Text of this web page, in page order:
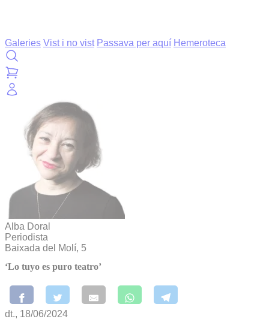
Galeries Vist i no vist Passava per aquí Hemeroteca
Alba Doral
Periodista
Baixada del Molí, 5
‘Lo tuyo es puro teatro’
dt., 18/06/2024